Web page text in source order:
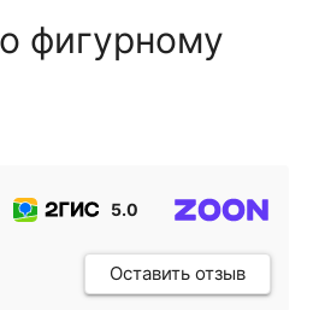
фигурному
5.0
Оставить отзыв